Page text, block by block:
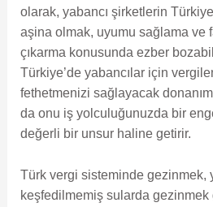
olarak, yabancı şirketlerin
aşina olmak, uyumu sağlama ve
çıkarma konusunda ezber
Türkiye’de yabancılar için
fethetmenizi sağlayacak
da onu iş yolculuğunuzda bir
değerli bir unsur haline getirir.
Türk vergi sisteminde gezinmek,
keşfedilmemiş sularda